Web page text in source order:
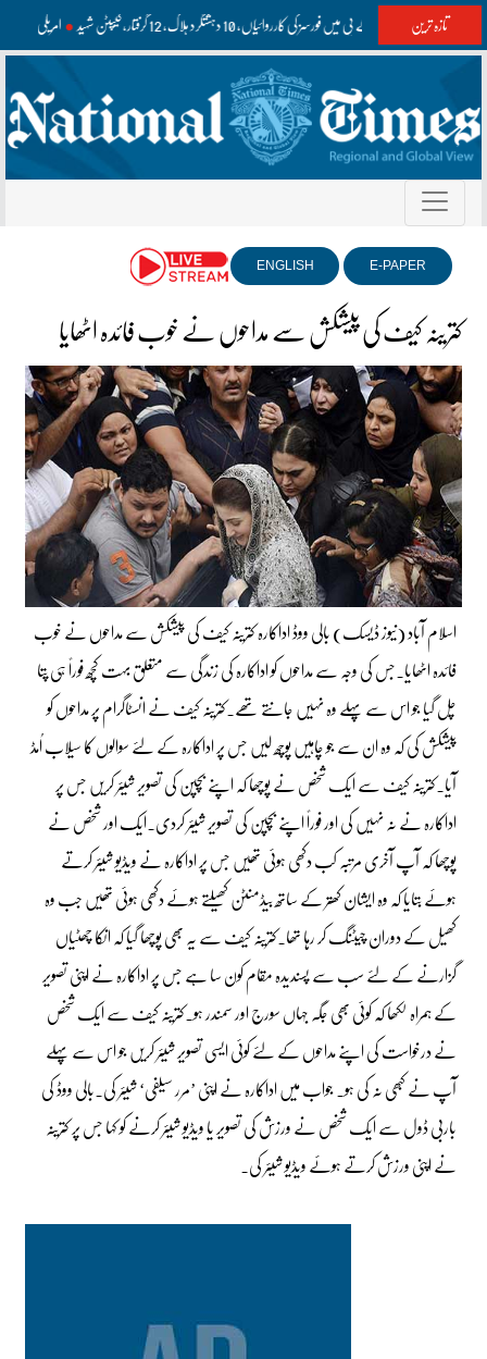
تازہ ترین بلوچستان اور کے پی میں فورسز کی کارروائیاں، 10 دہشتگرد ہلاک، 12 گرفتار، کیپٹن شہید امریکی
E-PAPER
ENGLISH
کترینہ کیف کی پیشکش سے مداحوں نے خوب فائدہ اٹھایا
اسلام آباد (نیوز ڈیسک) بالی ووڈ اداکارہ کترینہ کیف کی پیشکش سے مداحوں نے خوب
فائدہ اٹھایا۔جس کی وجہ سے مداحوں کو اداکارہ کی زندگی سے متعلق بہت کچھ فوراً ہی پتا
چل گیا جو اس سے پہلے وہ نہیں جانتے تھے۔کترینہ کیف نے انسٹاگرام پر مداحوں کو
پیشکش کی کہ وہ ان سے جو چاہیں پوچھ لیں جس پر اداکارہ کے لئے سوالوں کا سیلاب اُمڈ
آیا۔کترینہ کیف سے ایک شخص نے پوچھا کہ اپنے بچپن کی تصویر شیئر کریں جس پر
اداکارہ نے نہ نہیں کی اور فوراً اپنے بچپن کی تصویر شیئر کردی۔ایک اور شخص نے
پوچھا کہ آپ آخری مرتبہ کب دکھی ہوئی تھیں جس پر اداکارہ نے ویڈیو شیئر کرتے
ہوئے بتایا کہ وہ ایشان کھتر کے ساتھ بیڈمنٹن کھیلتے ہوئے دکھی ہوئی تھیں جب وہ
کھیل کے دوران چیٹنگ کر رہا تھا۔کترینہ کیف سے یہ بھی پوچھا گیا کہ انکا چھٹیاں
گزارنے کے لئے سب سے پسندیدہ مقام کون سا ہے جس پر اداکارہ نے اپنی تصویر
کے ہمراہ لکھا کہ کوئی بھی جگہ جہاں سورج اور سمندر ہو۔کترینہ کیف سے ایک شخص
نے درخواست کی اپنے مداحوں کے لئے کوئی ایسی تصویر شیئر کریں جو اس سے پہلے
آپ نے کبھی نہ کی ہو۔ جواب میں اداکارہ نے اپنی ’مرر سیلفی‘ شیئر کی۔بالی ووڈ کی
باربی ڈول سے ایک شخص نے ورزش کی تصویر یا ویڈیو شیئر کرنے کو کہا جس پر کترینہ
نے اپنی ورزش کرتے ہوئے ویڈیو شیئر کی۔